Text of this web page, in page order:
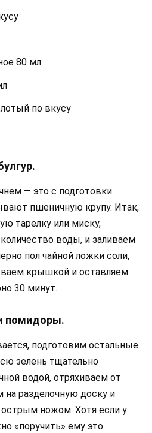
80 мл
по вкусу
— это с подготовки
пшеничную крупу. Итак,
тарелку или миску,
воды, и заливаем
пол чайной ложки соли,
крышкой и оставляем
30 минут.
помидоры.
подготовим остальные
зелень тщательно
водой, отряхиваем от
разделочную доску и
ножом. Хотя если у
«поручить» ему это